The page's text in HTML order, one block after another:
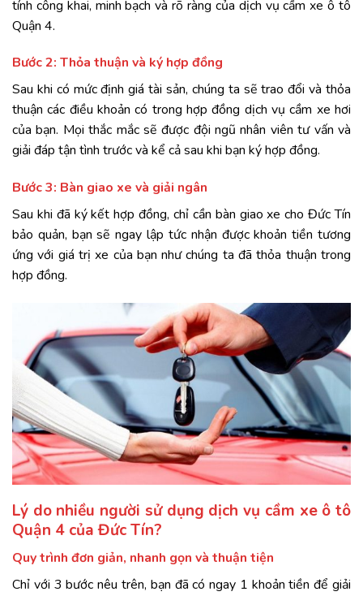
tính công khai, minh bạch và rõ ràng của dịch vụ cầm xe ô tô
Quận 4.
Bước 2: Thỏa thuận và ký hợp đồng
Sau khi có mức định giá tài sản, chúng ta sẽ trao đổi và thỏa
thuận các điều khoản có trong hợp đồng dịch vụ cầm xe hơi
của bạn. Mọi thắc mắc sẽ được đội ngũ nhân viên tư vấn và
giải đáp tận tình trước và kể cả sau khi bạn ký hợp đồng.
Bước 3: Bàn giao xe và giải ngân
Sau khi đã ký kết hợp đồng, chỉ cần bàn giao xe cho Đức Tín
bảo quản, bạn sẽ ngay lập tức nhận được khoản tiền tương
ứng với giá trị xe của bạn như chúng ta đã thỏa thuận trong
hợp đồng.
Lý do nhiều người sử dụng dịch vụ cầm xe ô tô
Quận 4 của Đức Tín?
Quy trình đơn giản, nhanh gọn và thuận tiện
Chỉ với 3 bước nêu trên, bạn đã có ngay 1 khoản tiền để giải